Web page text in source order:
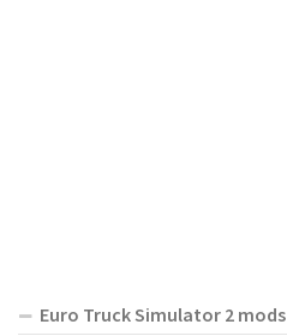
Euro Truck Simulator 2 mods